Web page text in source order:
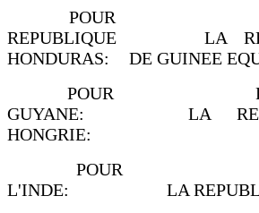
POUR
REPUBLIQUE LA
HONDURAS: DE GUINEE
POUR
GUYANE: LA
HONGRIE:
POUR
L'INDE: LA